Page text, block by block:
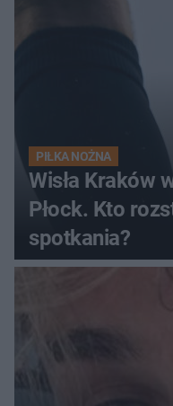
PIŁKA NOŻNA
Wisła Kraków
Płock. Kto
spotkania?